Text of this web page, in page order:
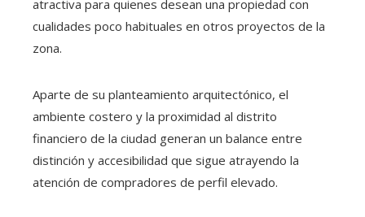
atractiva para quienes desean una propiedad con
cualidades poco habituales en otros proyectos de la
zona.
Aparte de su planteamiento arquitectónico, el
ambiente costero y la proximidad al distrito
financiero de la ciudad generan un balance entre
distinción y accesibilidad que sigue atrayendo la
atención de compradores de perfil elevado.